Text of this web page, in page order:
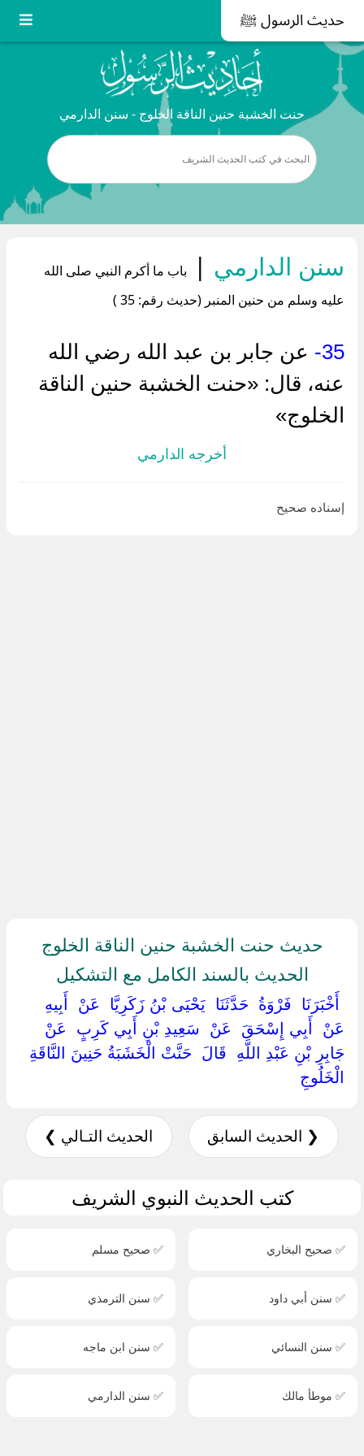
حديث الرسول ﷺ
حنت الخشبة حنين الناقة الخلوج - سنن الدارمي
سنن الدارمي |
باب ما أكرم النبي صلى الله
عليه وسلم من حنين المنبر (حديث رقم: 35 )
35-
عن جابر بن عبد الله رضي الله
عنه، قال: «حنت الخشبة حنين الناقة
الخلوج»
أخرجه الدارمي
إسناده صحيح
حديث حنت الخشبة حنين الناقة الخلوج
الحديث بالسند الكامل مع التشكيل
‏ ‏أَخْبَرَنَا ‏ ‏فَرْوَةُ ‏ ‏حَدَّثَنَا ‏ ‏يَحْيَى بْنُ زَكَرِيَّا ‏ ‏عَنْ ‏ ‏أَبِيهِ ‏
‏عَنْ ‏ ‏أَبِي إِسْحَقَ ‏ ‏عَنْ ‏ ‏سَعِيدِ بْنِ أَبِي كَرِبٍ ‏ ‏عَنْ ‏
‏جَابِرِ بْنِ عَبْدِ اللَّهِ ‏ ‏قَالَ ‏ ‏حَنَّتْ الْخَشَبَةُ حَنِينَ النَّاقَةِ ‏
‏الْخَلُوجِ ‏
❮ الحديث السابق الحديث التـالي ❯
كتب الحديث النبوي الشريف
✅ صحيح البخاري ✅ صحيح مسلم
✅ سنن أبي داود ✅ سنن الترمذي
✅ سنن النسائي ✅ سنن ابن ماجه
✅ موطأ مالك ✅ سنن الدارمي